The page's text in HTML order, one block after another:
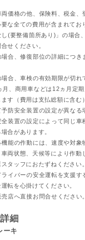
価格の他、保険料、税金、
な全ての費用が含まれてお
し(要整備箇所あり)」の場合
せください。
場合、修復部位の詳細につ
場合、車検の有効期限が切
、 商用車などは12ヵ月定
す（費用は支払総額に含む
防安全装置の設定が異なる
装置の設定によって同じ車
合があります。
能の作動には、速度や対象
両状態、天候等により作動
タッフにおたずねください。
イバーの安全運転を支援す
転を心掛けてください。
店へ直接お問合せください。
細
ーキ